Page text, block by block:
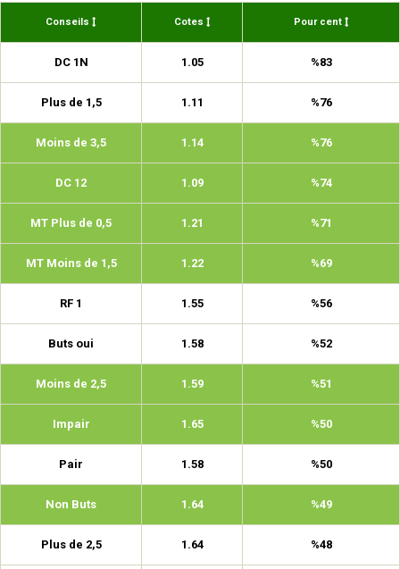
Conseils Cotes Pour cent
DC 1N 1.05 %83
Plus de 1,5 1.11 %76
Moins de 3,5 1.14 %76
DC 12 1.09 %74
MT Plus de 0,5 1.21 %71
MT Moins de 1,5 1.22 %69
RF 1 1.55 %56
Buts oui 1.58 %52
Moins de 2,5 1.59 %51
Impair 1.65 %50
Pair 1.58 %50
Non Buts 1.64 %49
Plus de 2,5 1.64 %48